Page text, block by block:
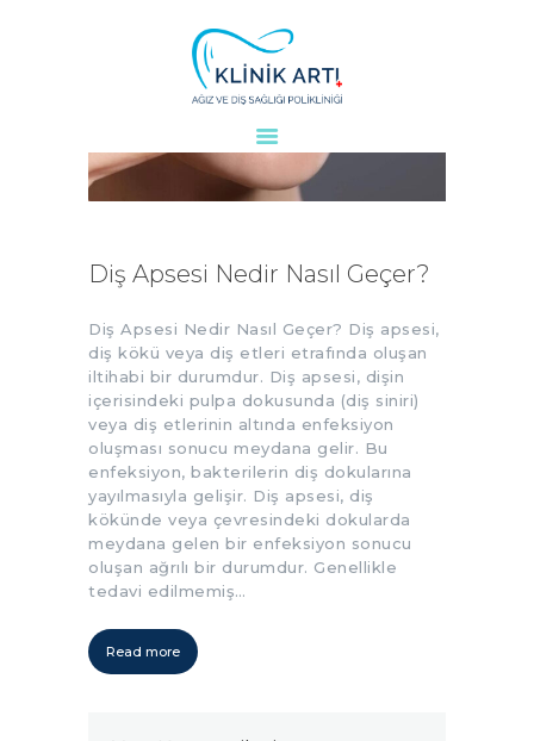
ANASAYFA
KURUMSAL
TEDAVILER
VAKALAR
KVKK
AYDINLATMA
METNI
BLOG
KLINIĞIMIZ
İLETIŞIM
Diş Apsesi Nedir Nasıl Geçer?
Diş Apsesi Nedir Nasıl Geçer? Diş apsesi,
diş kökü veya diş etleri etrafında oluşan
iltihabi bir durumdur. Diş apsesi, dişin
içerisindeki pulpa dokusunda (diş siniri)
veya diş etlerinin altında enfeksiyon
oluşması sonucu meydana gelir. Bu
enfeksiyon, bakterilerin diş dokularına
yayılmasıyla gelişir. Diş apsesi, diş
kökünde veya çevresindeki dokularda
meydana gelen bir enfeksiyon sonucu
oluşan ağrılı bir durumdur. Genellikle
tedavi edilmemiş…
Read more